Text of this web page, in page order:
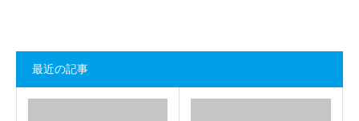
最近の記事